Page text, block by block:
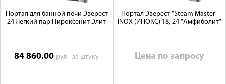
Портал для банной печи Эверест
24 Легкий пар Пироксенит Элит
84 860.00 руб.за штуку
Портал Эверест "Steam Master"
INOX (ИНОКС) 18, 24 "Амфиболит"
Цена по запросу